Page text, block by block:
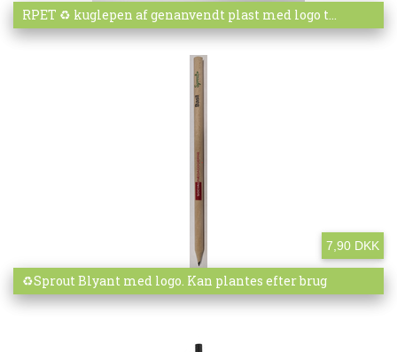
RPET ♻️ kuglepen af genanvendt plast med logo t...
Mere info
7,90 DKK
♻️Sprout Blyant med logo. Kan plantes efter brug
Mere info